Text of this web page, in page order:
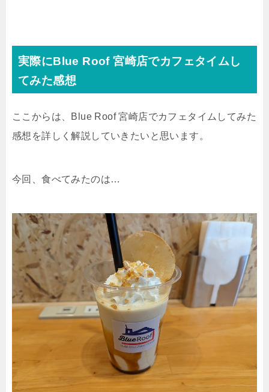
実際にBlue Roof 宮崎店でカフェタイムし
てみた感想
ここからは、Blue Roof 宮崎店でカフェタイムしてみた
感想を詳しく解説していきたいと思います。
今回、食べてみたのは…